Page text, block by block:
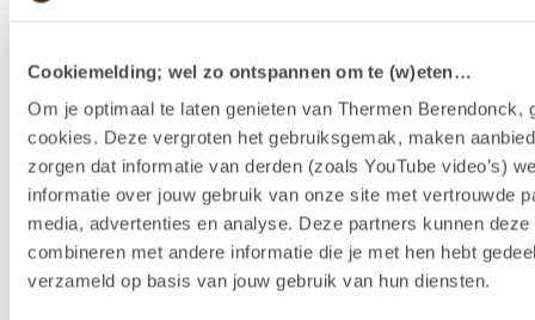
Cookiemelding; wel zo ontspannen om te (w)eten…
Om je optimaal te laten genieten van Thermen Berendonck,
cookies. Deze vergroten het gebruiksgemak, maken
zorgen dat informatie van derden (zoals YouTube video’s)
informatie over jouw gebruik van onze site met vertrouwde
media, advertenties en analyse. Deze partners kunnen deze
combineren met andere informatie die je met hen hebt
verzameld op basis van jouw gebruik van hun diensten.
Wellness-Resort